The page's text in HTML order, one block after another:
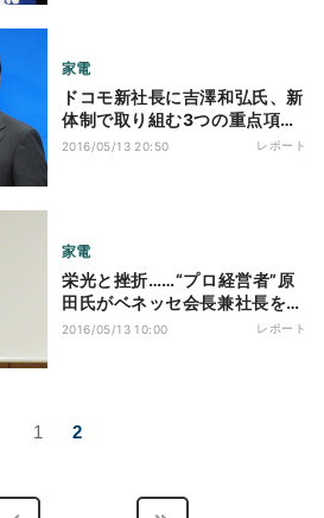
家電
ドコモ新社長に吉澤和弘氏、新
体制で取り組む3つの重点項目
とは
2016/05/13 20:50 レポート
家電
栄光と挫折……“プロ経営者”原
田氏がベネッセ会長兼社長を退
任
2016/05/13 10:00 レポート
1 2